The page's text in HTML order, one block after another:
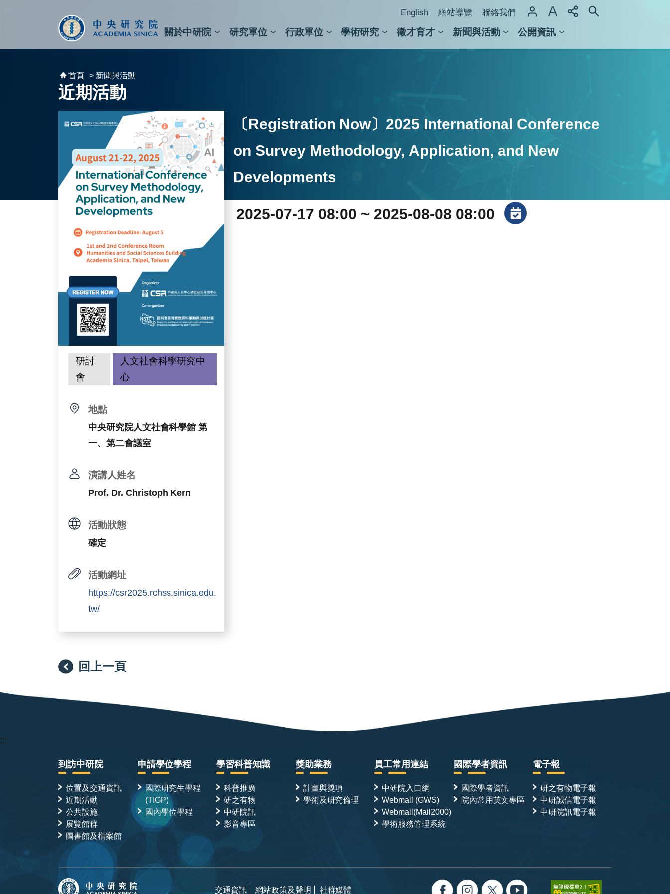
English 網站導覽 聯絡我們
關於中研院 研究單位 行政單位 學術研究 徵才育才 新聞與活動 公開資訊
首頁 > 新聞與活動
近期活動
研討
會
人文社會科學研究中
心
地點
中央研究院人文社會科學館 第
一、第二會議室
演講人姓名
Prof. Dr. Christoph Kern
活動狀態
確定
活動網址
https://csr2025.rchss.sinica.edu.
tw/
〔Registration Now〕2025 International Conference
on Survey Methodology, Application, and New
Developments
2025-07-17 08:00 ~ 2025-08-08 08:00
回上一頁
:::
到訪中研院
位置及交通資訊
近期活動
公共設施
展覽館群
圖書館及檔案館
申請學位學程
國際研究生學程
(TIGP)
國內學位學程
學習科普知識
科普推廣
研之有物
中研院訊
影音專區
獎助業務
計畫與獎項
學術及研究倫理
員工常用連結
中研院入口網
Webmail (GWS)
Webmail(Mail2000)
學術服務管理系統
國際學者資訊
國際學者資訊
院內常用英文專區
電子報
研之有物電子報
中研誠信電子報
中研院訊電子報
交通資訊 網站政策及聲明 社群媒體